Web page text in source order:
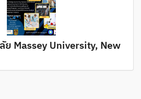
ย Massey University, New